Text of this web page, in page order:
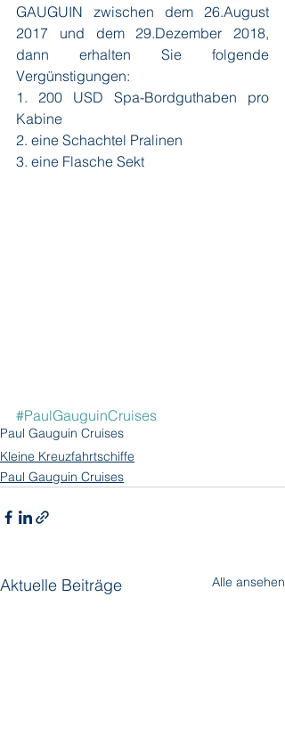
GAUGUIN zwischen dem 26.August
2017 und dem 29.Dezember 2018,
dann erhalten Sie folgende
Vergünstigungen:
1. 200 USD Spa-Bordguthaben pro
Kabine
2. eine Schachtel Pralinen
3. eine Flasche Sekt
#PaulGauguinCruises
Paul Gauguin Cruises
Kleine Kreuzfahrtschiffe
Paul Gauguin Cruises
Aktuelle Beiträge Alle ansehen